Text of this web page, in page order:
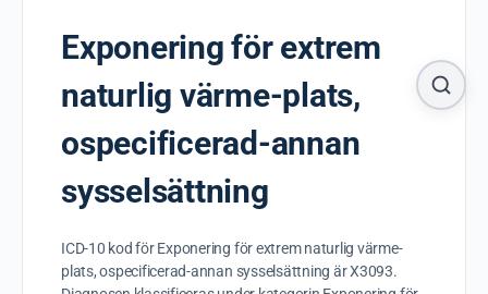
Exponering för extrem
naturlig värme-plats,
ospecificerad-annan
sysselsättning
ICD-10 kod för Exponering för extrem naturlig värme-
plats, ospecificerad-annan sysselsättning är X3093.